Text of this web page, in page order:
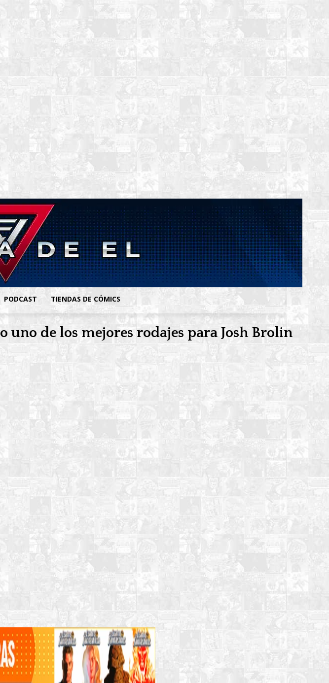
PODCAST TIENDAS DE CÓMICS
uno de los mejores rodajes para Josh Brolin